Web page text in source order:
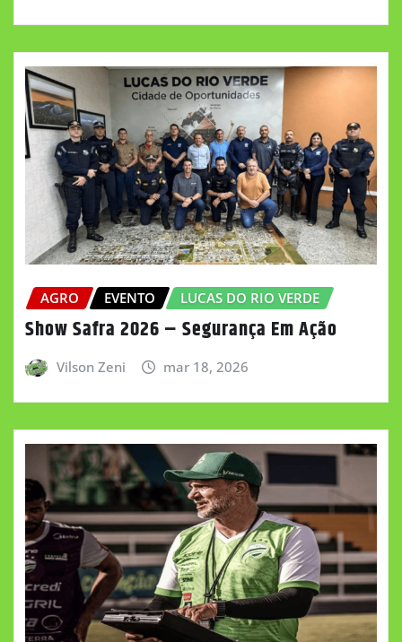
AGRO EVENTO LUCAS DO RIO VERDE
Show Safra 2026 – Segurança Em Ação
Vilson Zeni mar 18, 2026